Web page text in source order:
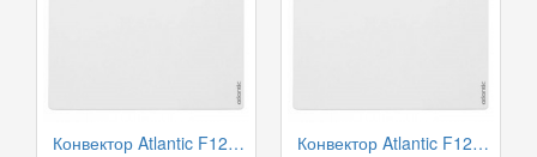
Конвектор Atlantic F127 1000W, Електронен програмируем термостат Конвектор Atlantic F127 1500W, Електронен програмируем термостат